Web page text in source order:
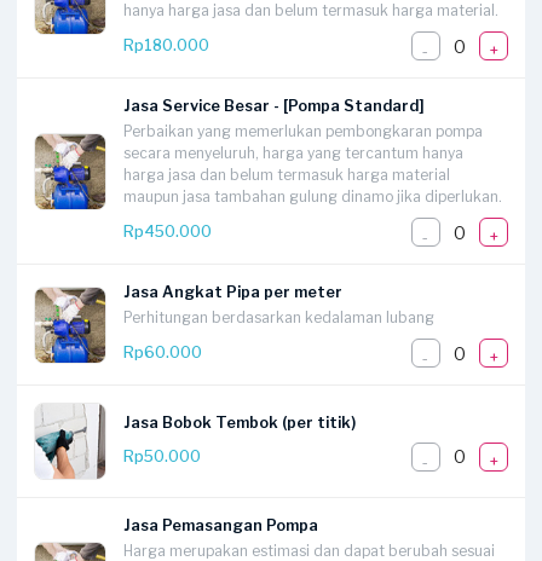
hanya harga jasa dan belum termasuk harga material.
Rp180.000
- 0 +
Jasa Service Besar - [Pompa Standard]
Perbaikan yang memerlukan pembongkaran pompa
secara menyeluruh, harga yang tercantum hanya
harga jasa dan belum termasuk harga material
maupun jasa tambahan gulung dinamo jika diperlukan.
Rp450.000
- 0 +
Jasa Angkat Pipa per meter
Perhitungan berdasarkan kedalaman lubang
Rp60.000
- 0 +
Jasa Bobok Tembok (per titik)
Rp50.000
- 0 +
Jasa Pemasangan Pompa
Harga merupakan estimasi dan dapat berubah sesuai